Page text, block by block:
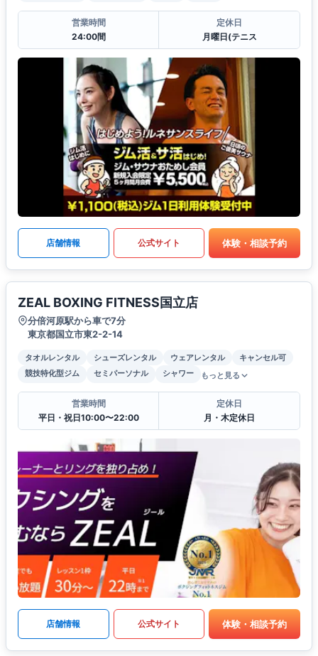
営業時間
24:00間
定休日
月曜日(テニス
店舗情報 公式サイト 体験・相談予約
ZEAL BOXING FITNESS国立店
分倍河原駅から車で7分
東京都国立市東2-2-14
タオルレンタル シューズレンタル ウェアレンタル
キャンセル可
競技特化型ジム
セミパーソナル シャワー もっと見る
営業時間
平日・祝日10:00〜22:00
定休日
月・木定休日
店舗情報 公式サイト 体験・相談予約